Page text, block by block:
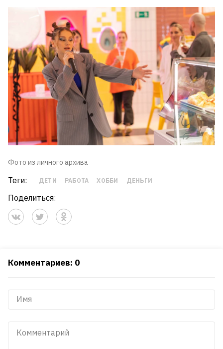
Фото из личного архива
Теги: ДЕТИ РАБОТА ХОББИ ДЕНЬГИ
Поделиться:
Комментариев: 0